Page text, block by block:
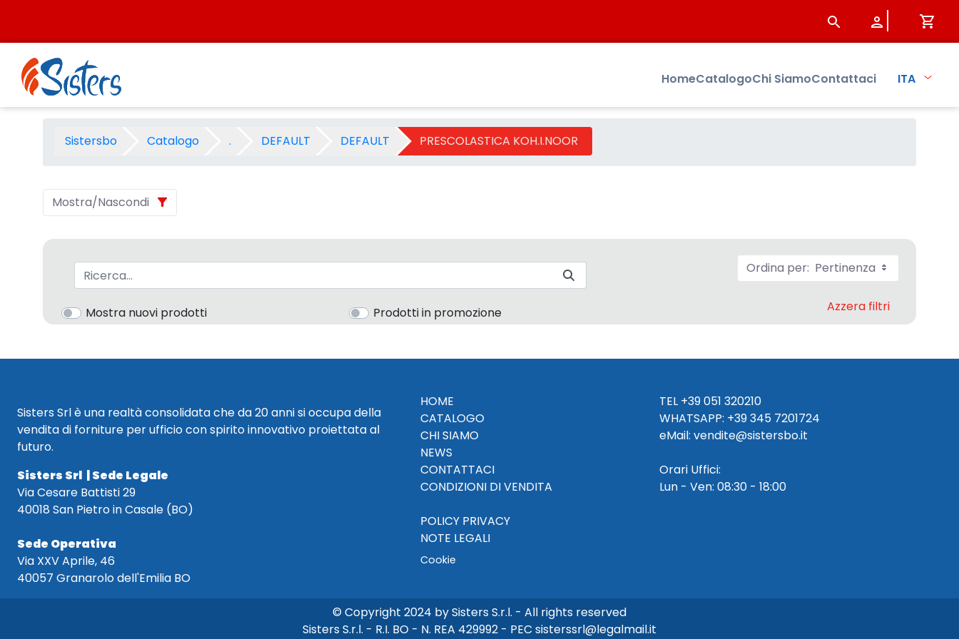
PRESCOLASTICA KOH.I.NOOR 2004 - Categoria - Sistersbo
HomeCatalogoChi SiamoContattaci ITA
Sistersbo Catalogo . DEFAULT DEFAULT PRESCOLASTICA KOH.I.NOOR
Mostra/Nascondi
Barra di ricerca
Mostra nuovi prodotti Prodotti in promozione
Ordina per: Pertinenza
Azzera filtri
Sisters Srl è una realtà consolidata che da 20 anni si occupa della
vendita di forniture per ufficio con spirito innovativo proiettata al
futuro.
Sisters Srl | Sede Legale
Via Cesare Battisti 29
40018 San Pietro in Casale (BO)
Sede Operativa
Via XXV Aprile, 46
40057 Granarolo dell'Emilia BO
HOME
CATALOGO
CHI SIAMO
NEWS
CONTATTACI
CONDIZIONI DI VENDITA
POLICY PRIVACY
NOTE LEGALI
Cookie
TEL +39 051 320210
WHATSAPP: +39345 7201724
eMail: vendite@sistersbo.it
Orari Uffici:
Lun - Ven: 08:30 - 18:00
© Copyright 2024 by Sisters S.r.l. - All rights reserved
Sisters S.r.l. - R.I. BO - N. REA 429992 - PEC sisterssrl@legalmail.it